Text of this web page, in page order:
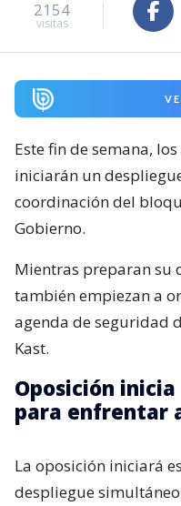
2154
visitas
Este fin de semana,
iniciarán un
coordinación del
Gobierno.
Mientras preparan su
también empiezan a
agenda de seguridad
Kast.
Oposición
para enfrentar
La oposición iniciará
despliegue